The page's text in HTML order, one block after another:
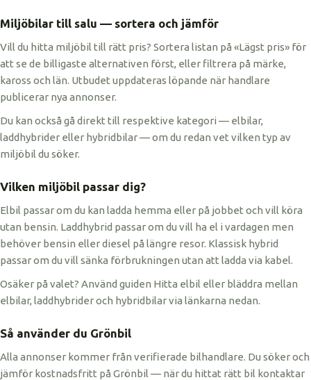
Miljöbilar till salu — sortera och jämför
Vill du hitta miljöbil till rätt pris? Sortera listan på «Lägst pris» för
att se de billigaste alternativen först, eller filtrera på märke,
kaross och län. Utbudet uppdateras löpande när handlare
publicerar nya annonser.
Du kan också gå direkt till respektive kategori — elbilar,
laddhybrider eller hybridbilar — om du redan vet vilken typ av
miljöbil du söker.
Vilken miljöbil passar dig?
Elbil passar om du kan ladda hemma eller på jobbet och vill köra
utan bensin. Laddhybrid passar om du vill ha el i vardagen men
behöver bensin eller diesel på längre resor. Klassisk hybrid
passar om du vill sänka förbrukningen utan att ladda via kabel.
Osäker på valet? Använd guiden Hitta elbil eller bläddra mellan
elbilar, laddhybrider och hybridbilar via länkarna nedan.
Så använder du Grönbil
Alla annonser kommer från verifierade bilhandlare. Du söker och
jämför kostnadsfritt på Grönbil — när du hittat rätt bil kontaktar